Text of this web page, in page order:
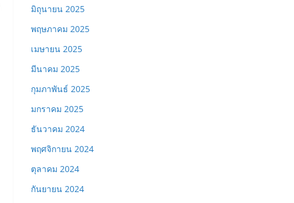
มิถุนายน 2025
พฤษภาคม 2025
เมษายน 2025
มีนาคม 2025
กุมภาพันธ์ 2025
มกราคม 2025
ธันวาคม 2024
พฤศจิกายน 2024
ตุลาคม 2024
กันยายน 2024